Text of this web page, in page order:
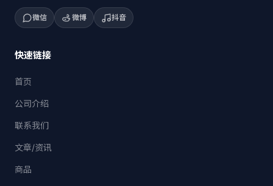
微信 微博 抖音
快速链接
首页
公司介绍
联系我们
文章/资讯
商品